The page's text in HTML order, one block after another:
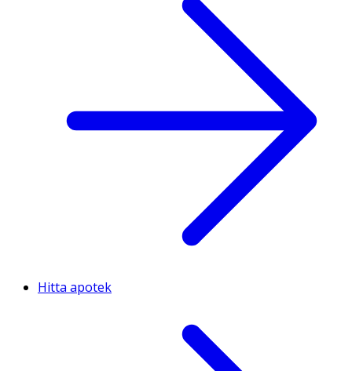
Hitta apotek